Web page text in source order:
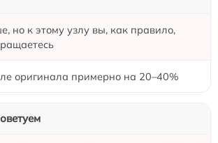
но к этому узлу вы, как правило,
оригинала примерно на 20–40%